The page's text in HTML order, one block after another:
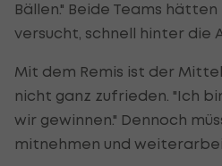
Bällen." Beide Teams
versucht, schnell hinter die
Mit dem Remis ist der
nicht ganz zufrieden. "Ich
wir gewinnen." Dennoch
mitnehmen und